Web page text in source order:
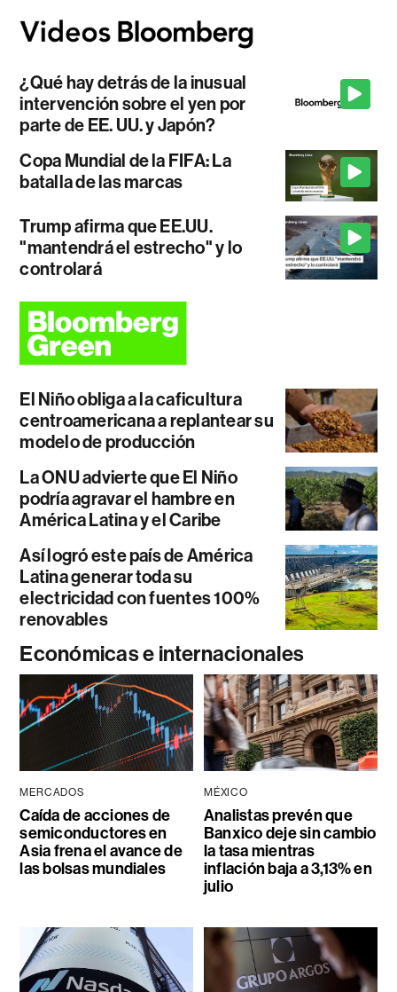
¿Qué hay detrás de la inusual
intervención sobre el yen por
parte de EE. UU. y Japón?
Copa Mundial de la FIFA: La
batalla de las marcas
Trump afirma que EE.UU.
"mantendrá el estrecho" y lo
controlará
El Niño obliga a la caficultura
centroamericana a replantear su
modelo de producción
La ONU advierte que El Niño
podría agravar el hambre en
América Latina y el Caribe
Así logró este país de América
Latina generar toda su
electricidad con fuentes 100%
renovables
Económicas e internacionales
MERCADOS
Caída de acciones de
semiconductores en
Asia frena el avance de
las bolsas mundiales
MÉXICO
Analistas prevén que
Banxico deje sin cambio
la tasa mientras
inflación baja a 3,13% en
julio